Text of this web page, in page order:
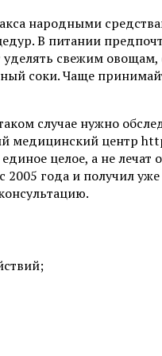
народными
В питании
свежим овощам,
соки. Чаще
случае нужно
медицинский центр
целое, а не лечат
года и получил